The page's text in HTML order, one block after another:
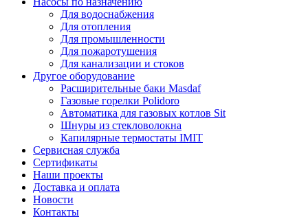
Для водоснабжения
Для отопления
Для промышленности
Для пожаротушения
Для канализации и стоков
Другое оборудование
Расширительные баки Masdaf
Газовые горелки Polidoro
Автоматика для газовых котлов Sit
Шнуры из стекловолокна
Капилярные термостаты IMIT
Сервисная служба
Сертификаты
Наши проекты
Доставка и оплата
Новости
Контакты